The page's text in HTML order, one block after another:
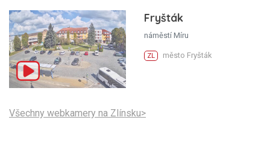
Fryšták
náměstí Míru
ZL město Fryšták
Všechny webkamery na Zlínsku>